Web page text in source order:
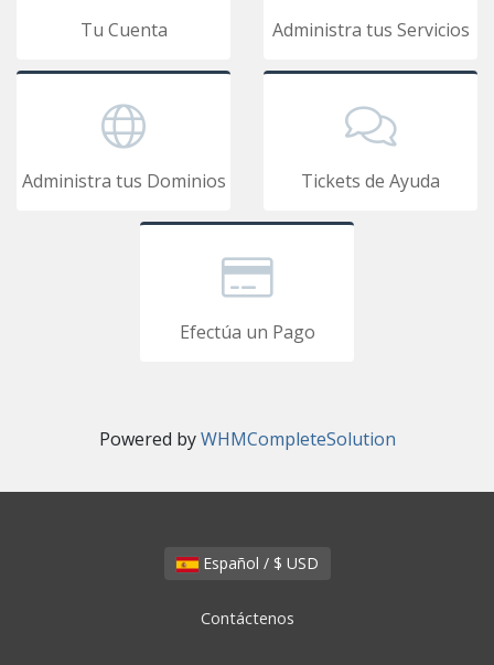
Tu Cuenta Administra tus Servicios
Administra tus Dominios Tickets de Ayuda
Efectúa un Pago
Powered byWHMCompleteSolution
Español / $ USD
Contáctenos